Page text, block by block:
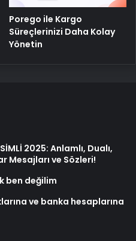
Porego ile Kargo
Süreçlerinizi Daha Kolay
Yönetin
2025: Anlamlı, Dualı,
Mesajları ve Sözleri!
ben değilim
ve banka hesaplarına